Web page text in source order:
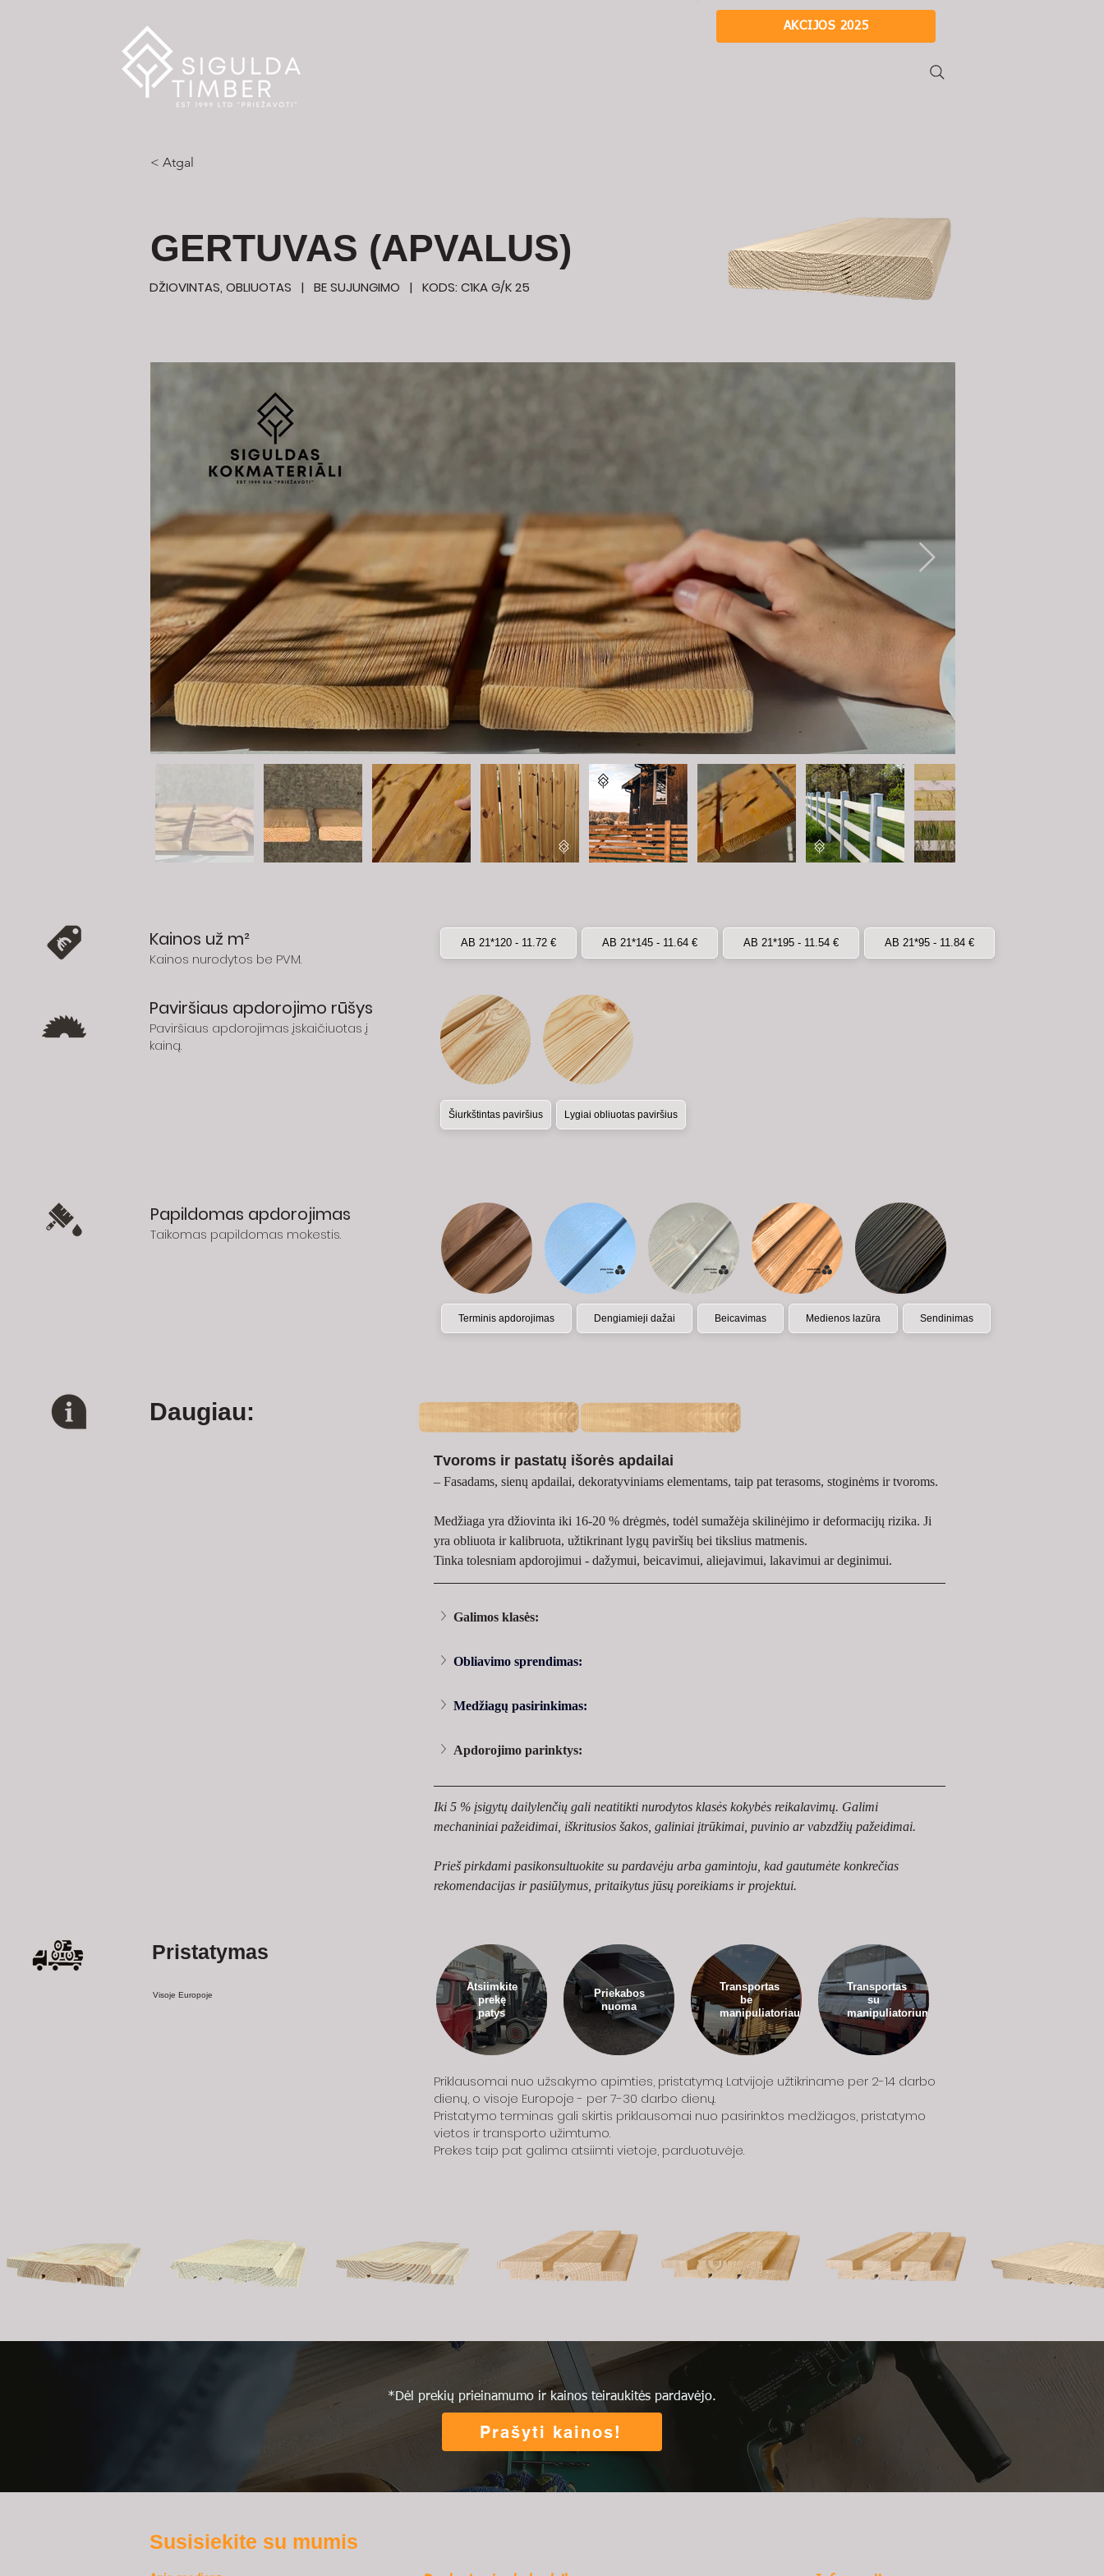
AKCIJOS 2025
< Atgal
GERTUVAS (APVALUS)
DŽIOVINTAS, OBLIUOTAS | BE SUJUNGIMO | KODS: C1KA G/K 25
Kainos už m²
Kainos nurodytos be PVM.
AB 21*120 - 11.72 € AB 21*145 - 11.64 € AB 21*195 - 11.54 € AB 21*95 - 11.84 €
Paviršiaus apdorojimo rūšys
Paviršiaus apdorojimas įskaičiuotas į
kainą.
Šiurkštintas paviršius Lygiai obliuotas paviršius
Papildomas apdorojimas
Taikomas papildomas mokestis.
Terminis apdorojimas Dengiamieji dažai Beicavimas Medienos lazūra Sendinimas
Daugiau:
Tvoroms ir pastatų išorės apdailai
– Fasadams, sienų apdailai, dekoratyviniams elementams, taip pat terasoms, stoginėms ir tvoroms.
Medžiaga yra džiovinta iki 16-20 % drėgmės, todėl sumažėja skilinėjimo ir deformacijų rizika. Ji
yra obliuota ir kalibruota, užtikrinant lygų paviršių bei tikslius matmenis.
Tinka tolesniam apdorojimui - dažymui, beicavimui, aliejavimui, lakavimui ar deginimui.
Galimos klasės:
Obliavimo sprendimas:
Medžiagų pasirinkimas:
Apdorojimo parinktys:
Iki 5 % įsigytų dailylenčių gali neatitikti nurodytos klasės kokybės reikalavimų. Galimi
mechaniniai pažeidimai, iškritusios šakos, galiniai įtrūkimai, puvinio ar vabzdžių pažeidimai.
Prieš pirkdami pasikonsultuokite su pardavėju arba gamintoju, kad gautumėte konkrečias
rekomendacijas ir pasiūlymus, pritaikytus jūsų poreikiams ir projektui.
Pristatymas
Visoje Europoje
Atsiimkite
prekę
patys
Priekabos
nuoma
Transportas
be
manipuliatoriaus
Transportas
su
manipuliatoriumi
Priklausomai nuo užsakymo apimties, pristatymą Latvijoje užtikriname per 2-14 darbo
dienų, o visoje Europoje - per 7-30 darbo dienų.
Pristatymo terminas gali skirtis priklausomai nuo pasirinktos medžiagos, pristatymo
vietos ir transporto užimtumo.
Prekes taip pat galima atsiimti vietoje, parduotuvėje.
*Dėl prekių prieinamumo ir kainos teiraukitės pardavėjo.
Prašyti kainos!
Susisiekite su mumis